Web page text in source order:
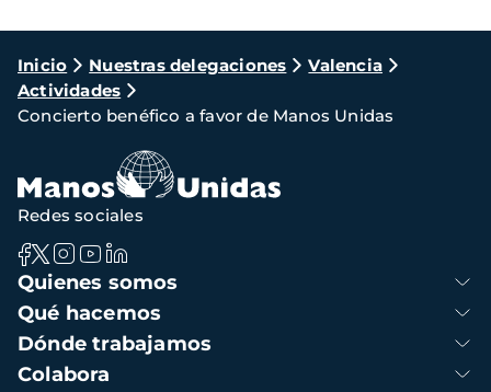
Ruta
de
navegación
Inicio Nuestras delegaciones
Valencia
Actividades
Concierto benéfico a favor de Manos Unidas
Navegación
principal
Quienes somos
Qué hacemos
Dónde trabajamos
Colabora
Redes sociales